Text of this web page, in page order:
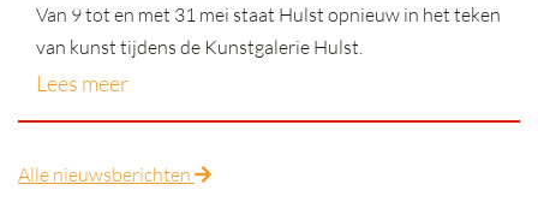
Van 9 tot en met 31 mei staat Hulst opnieuw in het teken
van kunst tijdens de Kunstgalerie Hulst.
Lees meer
Alle nieuwsberichten